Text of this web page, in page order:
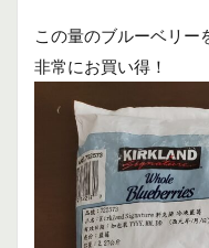
この量のブルーベリー
非常にお買い得！